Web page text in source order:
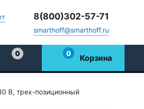
8(800)302-57-71
smarthoff@smarthoff.ru
0
0 Корзина
В, трех-позиционный